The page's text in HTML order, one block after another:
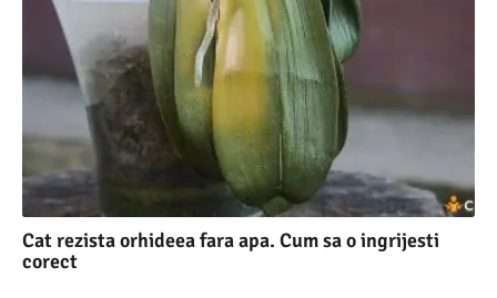
Cat rezista orhideea fara apa. Cum sa o ingrijesti
corect